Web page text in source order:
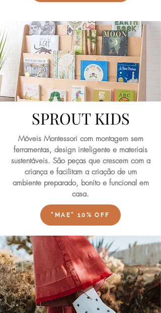
SPROUT KIDS
Móveis Montessori com montagem sem
ferramentas, design inteligente e materiais
sustentáveis. São peças que crescem com a
criança e facilitam a criação de um
ambiente preparado, bonito e funcional em
casa.
"MAE" 10% OFF